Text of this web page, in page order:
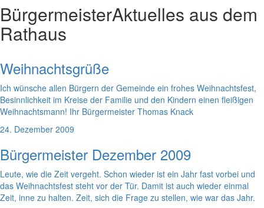
BürgermeisterAktuelles aus dem
Rathaus
Weihnachtsgrüße
Ich wünsche allen Bürgern der Gemeinde ein frohes Weihnachtsfest,
Besinnlichkeit im Kreise der Familie und den Kindern einen fleißigen
Weihnachtsmann! Ihr Bürgermeister Thomas Knack
24. Dezember 2009
Bürgermeister Dezember 2009
Leute, wie die Zeit vergeht. Schon wieder ist ein Jahr fast vorbei und
das Weihnachtsfest steht vor der Tür. Damit ist auch wieder einmal
Zeit, inne zu halten. Zeit, sich die Frage zu stellen, wie war das Jahr.